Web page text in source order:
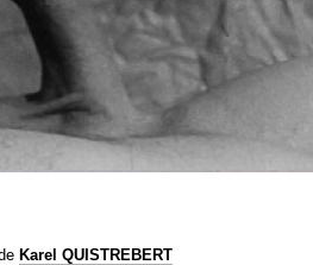
Karel QUISTREBERT